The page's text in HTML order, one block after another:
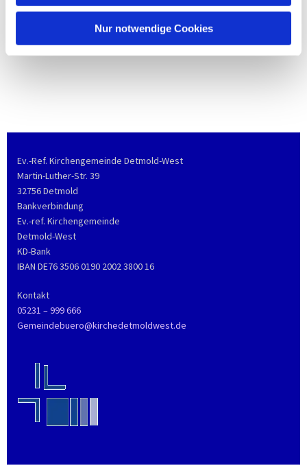
Nur notwendige Cookies
Ev.-Ref. Kirchengemeinde Detmold-West
Martin-Luther-Str. 39
32756 Detmold
Bankverbindung
Ev.-ref. Kirchengemeinde
Detmold-West
KD-Bank
IBAN DE76 3506 0190 2002 3800 16
Kontakt
05231 – 999 666
Gemeindebuero@kirchedetmoldwest.de